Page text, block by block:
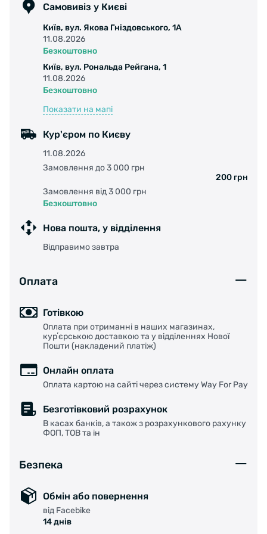
Самовивіз у Києві
Київ, вул. Якова Гніздовського, 1А
11.08.2026
Безкоштовно
Київ, вул. Рональда Рейгана, 1
11.08.2026
Безкоштовно
Показати на мапі
Кур'єром по Києву
11.08.2026
Замовлення до 3 000 грн
200 грн
Замовлення від 3 000 грн
Безкоштовно
Нова пошта, у відділення
Відправимо завтра
Оплата
Готівкою
Оплата при отриманні в наших магазинах,
курʼєрською доставкою та у відділеннях Нової
Пошти (накладений платіж)
Онлайн оплата
Оплата картою на сайті через систему Way For Pay
Безготівковий розрахунок
В касах банків, а також з розрахункового рахунку
ФОП, ТОВ та ін
Безпека
Обмін або повернення
від Facebike
14 днів